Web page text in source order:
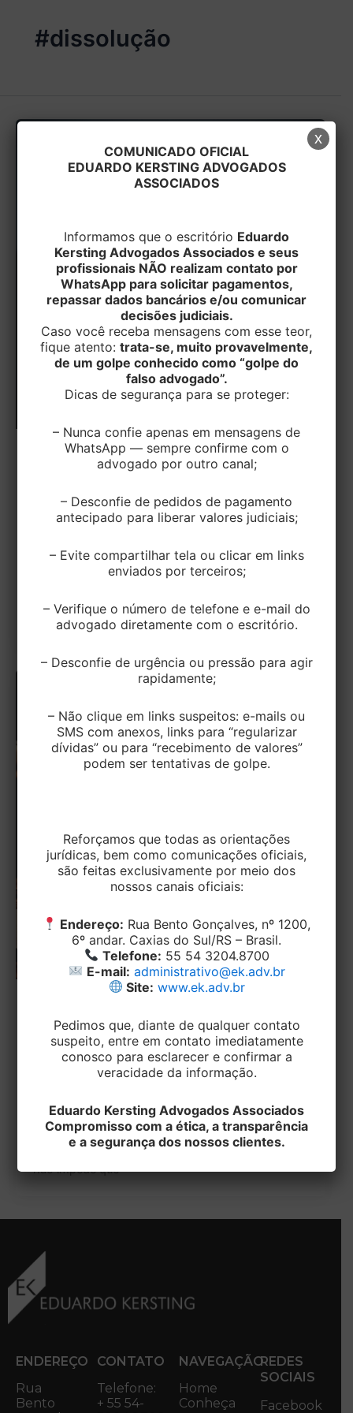
#dissolução
Não Caracteriza, por Si Só, Fraude à
Execução
EditorEK/25 de novembro de 2025
Em uma decisão relevante para o Direito
Empresarial, a 1ª Câmara de Direito Empresarial do
Tribunal de Justiça de São […]
Decisão do STJ: A Morte de uma das
Partes Durante o Divórcio Não Impede
a Dissolução do Casamento
EditorEK 13 de novembro de 2024
O Superior Tribunal de Justiça decidiu que a morte
de uma pessoa durante o processo de divórcio
não impede que
ENDEREÇO
Rua
Bento
CONTATO
Telefone:
+ 55 54-
NAVEGAÇÃO
Home
Conheça
REDES
SOCIAIS
Facebook
COMUNICADO OFICIAL
EDUARDO KERSTING ADVOGADOS
ASSOCIADOS
Informamos que o escritório Eduardo
Kersting Advogados Associados e seus
profissionais NÃO realizam contato por
WhatsApp para solicitar pagamentos,
repassar dados bancários e/ou comunicar
decisões judiciais.
Caso você receba mensagens com esse teor,
fique atento: trata-se, muito provavelmente,
de um golpe conhecido como “golpe do
falso advogado”.
Dicas de segurança para se proteger:
– Nunca confie apenas em mensagens de
WhatsApp — sempre confirme com o
advogado por outro canal;
– Desconfie de pedidos de pagamento
antecipado para liberar valores judiciais;
– Evite compartilhar tela ou clicar em links
enviados por terceiros;
– Verifique o número de telefone e e-mail do
advogado diretamente com o escritório.
– Desconfie de urgência ou pressão para agir
rapidamente;
– Não clique em links suspeitos: e-mails ou
SMS com anexos, links para “regularizar
dívidas” ou para “recebimento de valores”
podem ser tentativas de golpe.
Reforçamos que todas as orientações
jurídicas, bem como comunicações oficiais,
são feitas exclusivamente por meio dos
nossos canais oficiais:
Endereço: Rua Bento Gonçalves, nº 1200,
6º andar. Caxias do Sul/RS – Brasil.
Telefone: 55 54 3204.8700
E-mail: administrativo@ek.adv.br
Site: www.ek.adv.br
Pedimos que, diante de qualquer contato
suspeito, entre em contato imediatamente
conosco para esclarecer e confirmar a
veracidade da informação.
Eduardo Kersting Advogados Associados
Compromisso com a ética, a transparência
e a segurança dos nossos clientes.
x